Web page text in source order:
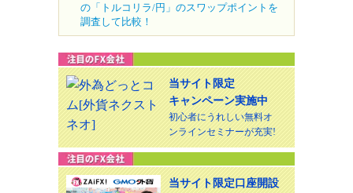
の「トルコリラ/円」のスワップポイントを
調査して比較！
当サイト限定
キャンペーン実施中
初心者にうれしい無料オ
ンラインセミナーが充実!
当サイト限定口座開設